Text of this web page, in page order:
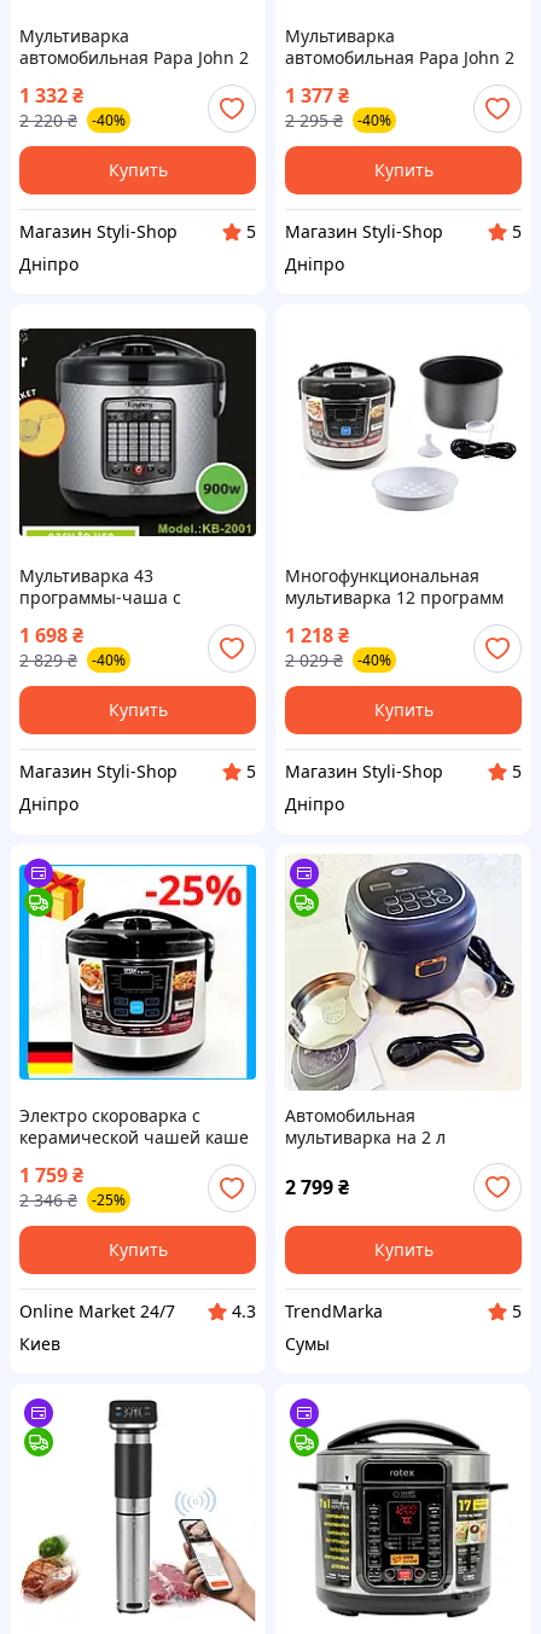
Мультиварка
автомобильная Papa John 2
л на 24В от прикуривателя,
мультиварка скороварка в
машину
1 332₴
2 220 ₴ -40%
Купить
Магазин Styli-Shop
5
Дніпро
Мультиварка
автомобильная Papa John 2
л на 12В от прикуривателя,
мультиварка скороварка в
машину
1 377₴
2 295 ₴ -40%
Купить
Магазин Styli-Shop
5
Дніпро
Мультиварка 43
программы-чаша с
керамическим покрытием
(5 л., 900 Вт) KB-2001
1 698₴
2 829 ₴ -40%
Купить
Магазин Styli-Shop
5
Дніпро
Многофункциональная
мультиварка 12 программ
1 218₴
2 029 ₴ -40%
Купить
Магазин Styli-Shop
5
Дніпро
Электро скороварка с
керамической чашей каше
бытовая
многофункциональная
германия FYEJ
1 759₴
2 346 ₴ -25%
Купить
Online Market 24/7
4.3
Киев
Автомобильная
мультиварка на 2 л
грузовика, легковушки и
дома
2 799₴
Купить
TrendMarka
5
Сумы